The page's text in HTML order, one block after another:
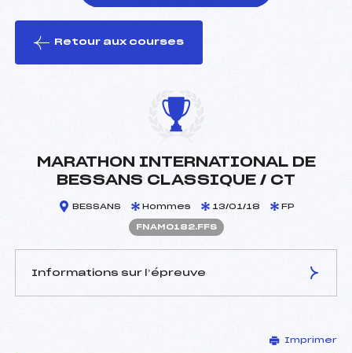
le ski
Retour aux courses
MARATHON INTERNATIONAL DE
BESSANS CLASSIQUE / CT
BESSANS Hommes 13/01/18 FP
FNAM0182.FFS
Informations sur l’épreuve
DAVIDSON JAMES (GBR)
Imprimer